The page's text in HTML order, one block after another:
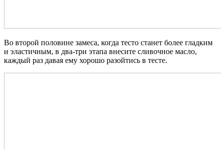
Во второй половине замеса, когда тесто станет более гладким
и эластичным, в два-три этапа внесите сливочное масло,
каждый раз давая ему хорошо разойтись в тесте.